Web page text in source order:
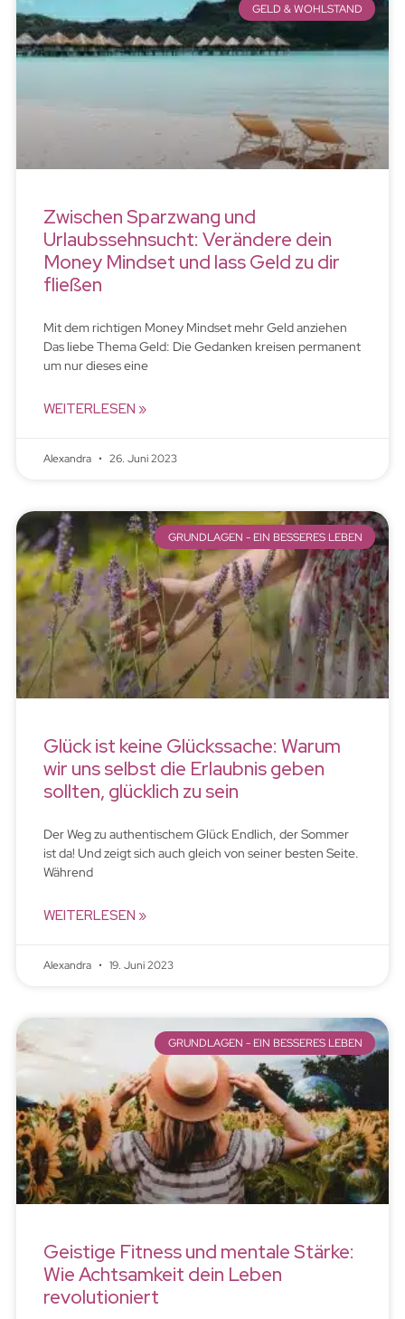
GELD & WOHLSTAND
Zwischen Sparzwang und
Urlaubssehnsucht: Verändere dein
Money Mindset und lass Geld zu dir
fließen
Mit dem richtigen Money Mindset mehr Geld anziehen
Das liebe Thema Geld: Die Gedanken kreisen permanent
um nur dieses eine
WEITERLESEN »
Alexandra 26. Juni 2023
GRUNDLAGEN - EIN BESSERES LEBEN
Glück ist keine Glückssache: Warum
wir uns selbst die Erlaubnis geben
sollten, glücklich zu sein
Der Weg zu authentischem Glück Endlich, der Sommer
ist da! Und zeigt sich auch gleich von seiner besten Seite.
Während
WEITERLESEN »
Alexandra 19. Juni 2023
GRUNDLAGEN - EIN BESSERES LEBEN
Geistige Fitness und mentale Stärke:
Wie Achtsamkeit dein Leben
revolutioniert